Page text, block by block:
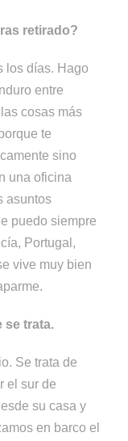
retirado?
los días. Hago
entre
cosas más
te
sino
una oficina
asuntos
puedo siempre
Portugal,
vive muy bien
se trata.
Se trata de
el sur de
su casa y
en barco el